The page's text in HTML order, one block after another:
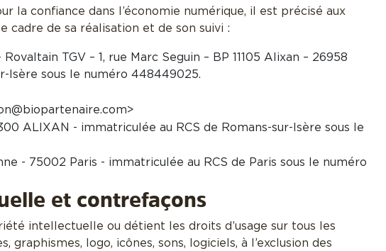
la confiance dans l’économie numérique, il est précisé aux
cadre de sa réalisation et de son suivi :
TGV – 1, rue Marc Seguin – BP 11105 Alixan – 26958
Isère sous le numéro 448449025.
ALIXAN - immatriculée au RCS de Romans-sur-Isère sous le
- 75002 Paris - immatriculée au RCS de Paris sous le numéro
et contrefaçons
intellectuelle ou détient les droits d’usage sur tous les
logo, icônes, sons, logiciels, à l’exclusion des